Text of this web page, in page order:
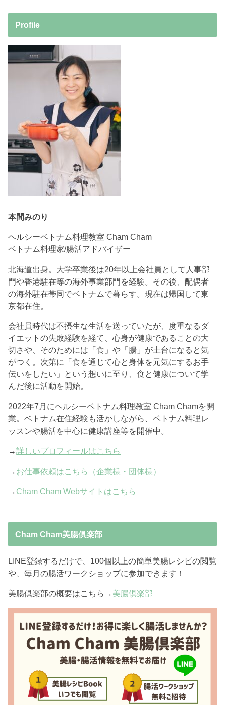
Profile
本間みのり
ヘルシーベトナム料理教室 Cham Cham
ベトナム料理家/腸活アドバイザー
北海道出身。大学卒業後は20年以上会社員として人事部
門や香港駐在等の海外事業部門を経験。その後、配偶者
の海外駐在帯同でベトナムで暮らす。現在は帰国して東
京都在住。
会社員時代は不摂生な生活を送っていたが、度重なるダ
イエットの失敗経験を経て、心身が健康であることの大
切さや、そのためには「食」や「腸」が土台になると気
がつく。次第に「食を通じて心と身体を元気にするお手
伝いをしたい」という想いに至り、食と健康について学
んだ後に活動を開始。
2022年7月にヘルシーベトナム料理教室 Cham Chamを開
業。ベトナム在住経験も活かしながら、ベトナム料理レ
ッスンや腸活を中心に健康講座等を開催中。
→詳しいプロフィールはこちら
→ お仕事依頼はこちら（企業様・団体様）
→ Cham Cham Webサイトはこちら
Cham Cham美腸俱楽部
LINE登録するだけで、100個以上の簡単美腸レシピの閲覧
や、毎月の腸活ワークショップに参加できます！
美腸倶楽部の概要はこちら→ 美腸倶楽部